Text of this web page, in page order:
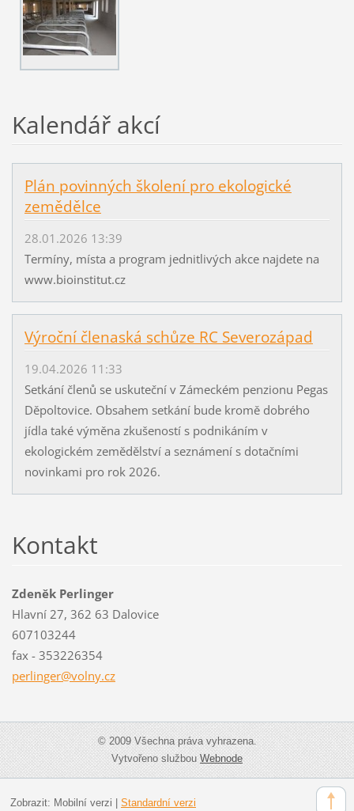
Kalendář akcí
Plán povinných školení pro ekologické
zemědělce
28.01.2026 13:39
Termíny, místa a program jednitlivých akce najdete na
www.bioinstitut.cz
Výroční členaská schůze RC Severozápad
19.04.2026 11:33
Setkání členů se uskuteční v Zámeckém penzionu Pegas
Děpoltovice. Obsahem setkání bude kromě dobrého
jídla také výměna zkušeností s podnikáním v
ekologickém zemědělství a seznámení s dotačními
novinkami pro rok 2026.
Kontakt
Zdeněk Perlinger
Hlavní 27, 362 63 Dalovice
607103244
fax - 353226354
perlinger@volny.cz
© 2009 Všechna práva vyhrazena.
Vytvořeno službouWebnode
Zobrazit: Mobilní verzi | Standardní verzi